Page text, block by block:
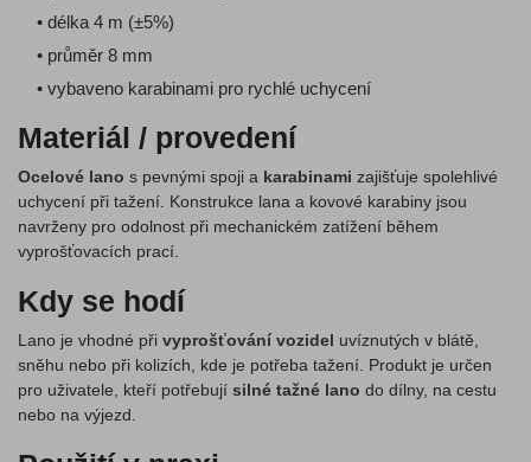
• délka 4 m (±5%)
• průměr 8 mm
• vybaveno karabinami pro rychlé uchycení
Materiál / provedení
Ocelové lano s pevnými spoji a karabinami zajišťuje spolehlivé
uchycení při tažení. Konstrukce lana a kovové karabiny jsou
navrženy pro odolnost při mechanickém zatížení během
vyprošťovacích prací.
Kdy se hodí
Lano je vhodné při vyprošťování vozidel uvíznutých v blátě,
sněhu nebo při kolizích, kde je potřeba tažení. Produkt je určen
pro uživatele, kteří potřebují silné tažné lano do dílny, na cestu
nebo na výjezd.